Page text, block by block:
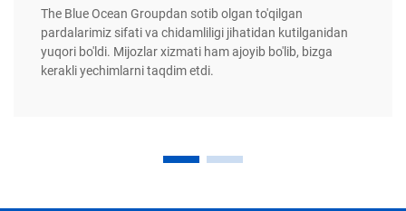
The Blue Ocean Groupdan sotib olgan to'qilgan
pardalarimiz sifati va chidamliligi jihatidan kutilganidan
yuqori bo'ldi. Mijozlar xizmati ham ajoyib bo'lib, bizga
kerakli yechimlarni taqdim etdi.